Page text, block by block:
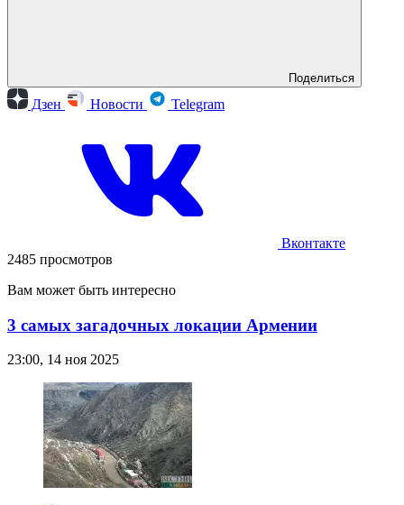
Поделиться
Дзен Новости Telegram
Вконтакте
2485 просмотров
Вам может быть интересно
3 самых загадочных локации Армении
23:00, 14 ноя 2025